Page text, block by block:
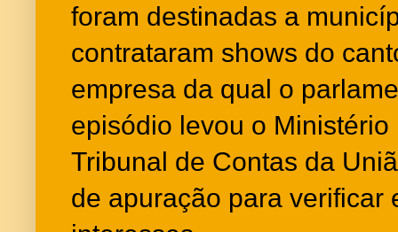
foram destinadas a
contrataram shows do
empresa da qual o
episódio levou o
Tribunal de Contas da
de apuração para verificar